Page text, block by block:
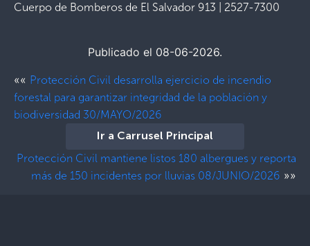
Cuerpo de Bomberos de El Salvador 913 | 2527-7300
Publicado el 08-06-2026.
«« Protección Civil desarrolla ejercicio de incendio
forestal para garantizar integridad de la población y
biodiversidad 30/MAYO/2026
Ir a Carrusel Principal
Protección Civil mantiene listos 180 albergues y reporta
más de 150 incidentes por lluvias 08/JUNIO/2026 »»